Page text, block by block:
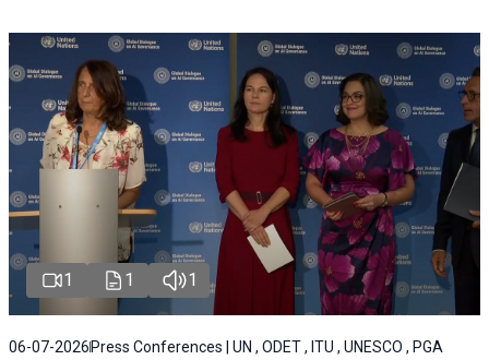
1 1 1
06-07-2026 Press Conferences | UN , ODET , ITU , UNESCO , PGA